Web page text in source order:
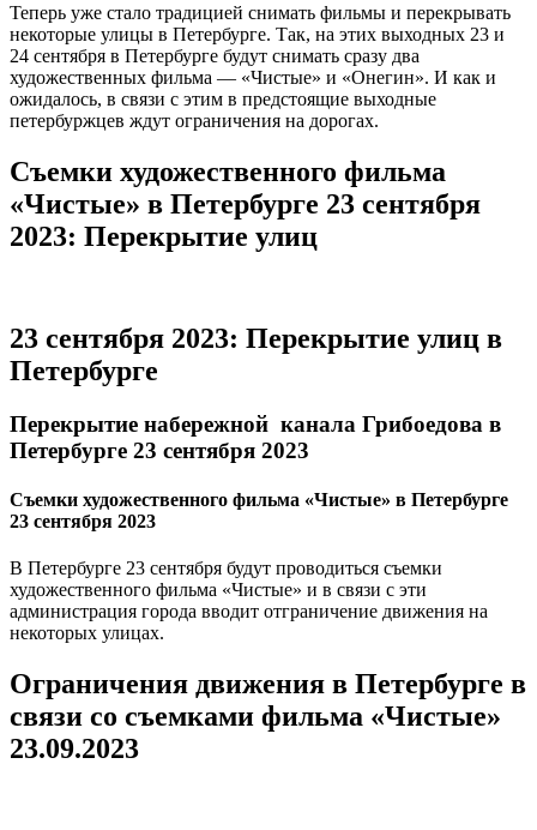
Теперь уже стало традицией снимать фильмы и перекрывать
некоторые улицы в Петербурге. Так, на этих выходных 23 и
24 сентября в Петербурге будут снимать сразу два
художественных фильма — «Чистые» и «Онегин». И как и
ожидалось, в связи с этим в предстоящие выходные
петербуржцев ждут ограничения на дорогах.
Съемки художественного фильма
«Чистые» в Петербурге 23 сентября
2023: Перекрытие улиц
23 сентября 2023: Перекрытие улиц в
Петербурге
Перекрытие набережной канала Грибоедова в
Петербурге 23 сентября 2023
Съемки художественного фильма «Чистые» в Петербурге
23 сентября 2023
В Петербурге 23 сентября будут проводиться съемки
художественного фильма «Чистые» и в связи с эти
администрация города вводит отграничение движения на
некоторых улицах.
Ограничения движения в Петербурге в
связи со съемками фильма «Чистые»
23.09.2023